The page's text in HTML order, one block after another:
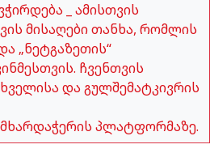
_ ამისთვის
მისაღები თანხა, რომლის
„ნეტგაზეთის“
ჩვენთვის
და გულშემატკივრის
მხარდაჭერის პლატფორმაზე.